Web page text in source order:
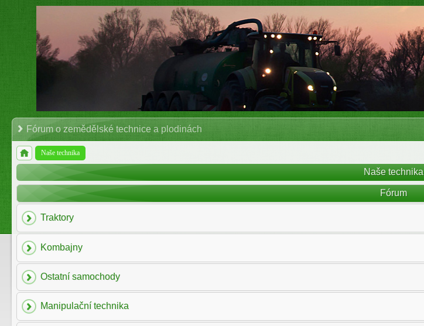
Fórum o zemědělské technice a plodinách
Naše technika
Naše technika
Fórum
Traktory
Kombajny
Ostatní samochody
Manipulační technika